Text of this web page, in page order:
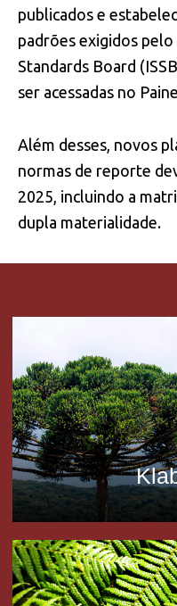
publicados e
padrões exigidos
Standards Board
ser acessadas no
Além desses, novos
normas de reporte
2025, incluindo a
dupla materialidade.